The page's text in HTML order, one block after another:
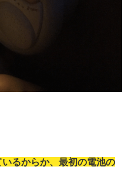
るからか、最初の電池の